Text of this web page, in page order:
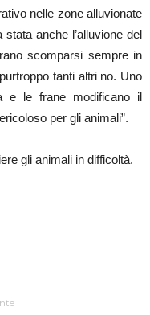
nelle zone alluvionate
anche l’alluvione del
scomparsi sempre in
tanti altri no. Uno
e le frane modificano il
per gli animali”.
gli animali in difficoltà.